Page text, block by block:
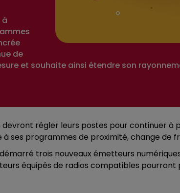
à
de
et souhaite ainsi étendre son
devront régler leurs postes pour continuer
ses programmes de proximité, change de
trois nouveaux émetteurs
équipés de radios compatibles